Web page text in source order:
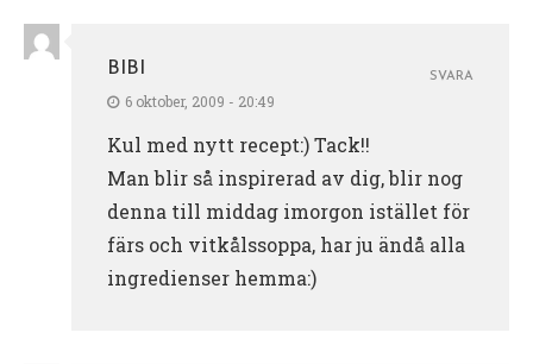
BIBI
6 oktober, 2009 - 20:49
Kul med nytt recept:) Tack!!
Man blir så inspirerad av dig, blir nog
denna till middag imorgon istället för
färs och vitkålssoppa, har ju ändå alla
ingredienser hemma:)
SVARA